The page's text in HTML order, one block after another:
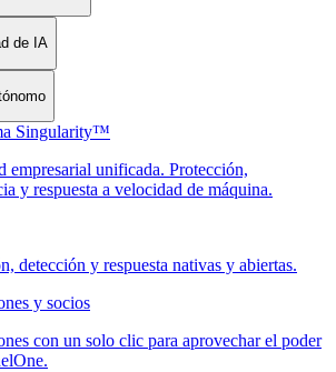
de IA
Singularity™
empresarial unificada. Protección,
y respuesta a velocidad de máquina.
detección y respuesta nativas y abiertas.
y socios
con un solo clic para aprovechar el poder